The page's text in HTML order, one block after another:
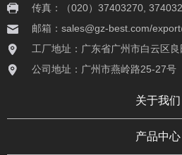
传真：（020）37403270,
邮箱：sales@gz-best.com/
工厂地址：广东省广州市白云区
公司地址：广州市燕岭路25-27号
关于我们
产品中心